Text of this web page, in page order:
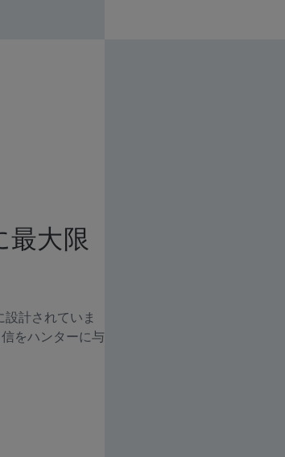
最大限
設計されていま
をハンターに与